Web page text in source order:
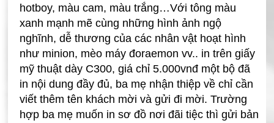
hotboy, màu cam, màu trắng…Với tông màu
xanh mạnh mẽ cùng những hình ảnh ngộ
nghĩnh, dễ thương của các nhân vật hoạt hình
như minion, mèo máy đoraemon vv.. in trên giấy
mỹ thuật dày C300, giá chỉ 5.000vnđ một bộ đã
in nội dung đầy đủ, ba mẹ nhận thiệp về chỉ cần
viết thêm tên khách mời và gửi đi mời. Trường
hợp ba mẹ muốn in sơ đồ nơi đãi tiệc thì gửi bản